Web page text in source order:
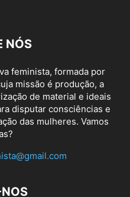
NÓS
feminista, formada por
missão é produção, a
de material e ideais
disputar consciências e
das mulheres. Vamos